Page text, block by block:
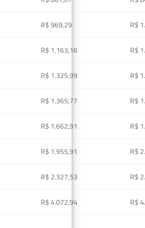
R$ 969,29
R$
R$ 1.163,16
R$
R$ 1.325,99
R$
R$ 1.365,77
R$
R$ 1.662,91
R$
R$ 1.955,91
R$
R$ 2.327,53
R$
R$ 4.072,94 R$